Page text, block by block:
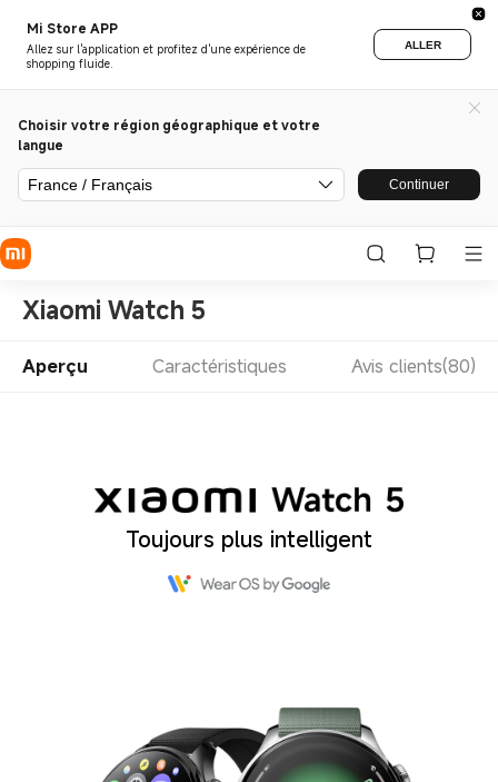
Mi Store APP
Allez sur l'application et profitez d'une expérience de
shopping fluide.
ALLER
Choisir votre région géographique et votre
langue
France / Français Continuer
Xiaomi Watch 5
Aperçu Caractéristiques Avis clients(80)
Toujours plus intelligent